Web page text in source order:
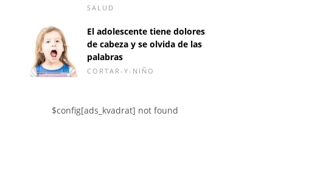
El día antes de mi
¿Los bultos vaginales
SALUD
El adolescente tiene dolores
de cabeza y se olvida de las
palabras
CORTAR-Y-NIÑO
$config[ads_kvadrat] not found